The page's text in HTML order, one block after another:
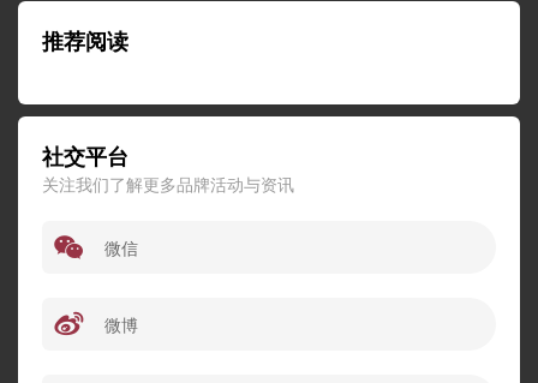
推荐阅读
社交平台
关注我们了解更多品牌活动与资讯
微信
微博